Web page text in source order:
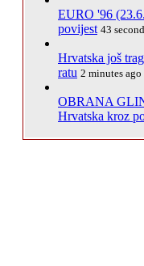
EURO '96
povijest 43
Hrvatska još
ratu 2 minutes ago
OBRANA
Hrvatska kroz